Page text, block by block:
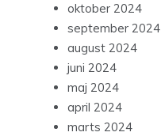
oktober 2024
september 2024
august 2024
juni 2024
maj 2024
april 2024
marts 2024